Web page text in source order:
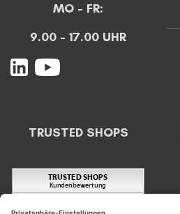
MO - FR:
9.00 - 17.00 UHR
TRUSTED SHOPS